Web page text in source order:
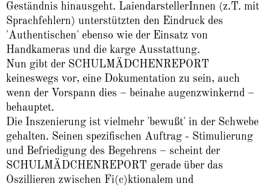
Geständnis hinausgeht. LaiendarstellerInnen (z.T. mit
Sprachfehlern) unterstützten den Eindruck des
'Authentischen' ebenso wie der Einsatz von
Handkameras und die karge Ausstattung.
Nun gibt der SCHULMÄDCHENREPORT
keineswegs vor, eine Dokumentation zu sein, auch
wenn der Vorspann dies – beinahe augenzwinkernd –
behauptet.
Die Inszenierung ist vielmehr 'bewußt' in der Schwebe
gehalten. Seinen spezifischen Auftrag - Stimulierung
und Befriedigung des Begehrens – scheint der
SCHULMÄDCHENREPORT gerade über das
Oszillieren zwischen Fi(c)ktionalem und